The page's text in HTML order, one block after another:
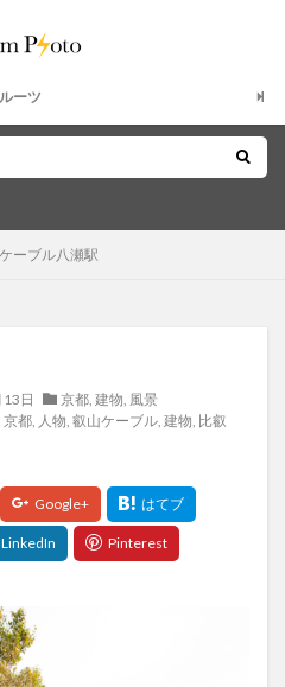
ーツ
ケーブル八瀬駅
日 京都, 建物, 風景
京都, 人物, 叡山ケーブル, 建物, 比叡